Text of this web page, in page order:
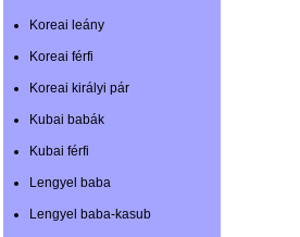
Koreai leány
Koreai férfi
Koreai királyi pár
Kubai babák
Kubai férfi
Lengyel baba
Lengyel baba-kasub